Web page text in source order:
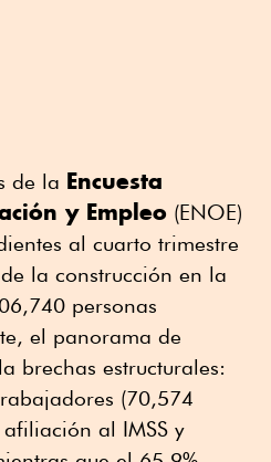
de la Encuesta
y Empleo (ENOE)
al cuarto trimestre
la construcción en la
personas
el panorama de
brechas estructurales:
(70,574
al IMSS y